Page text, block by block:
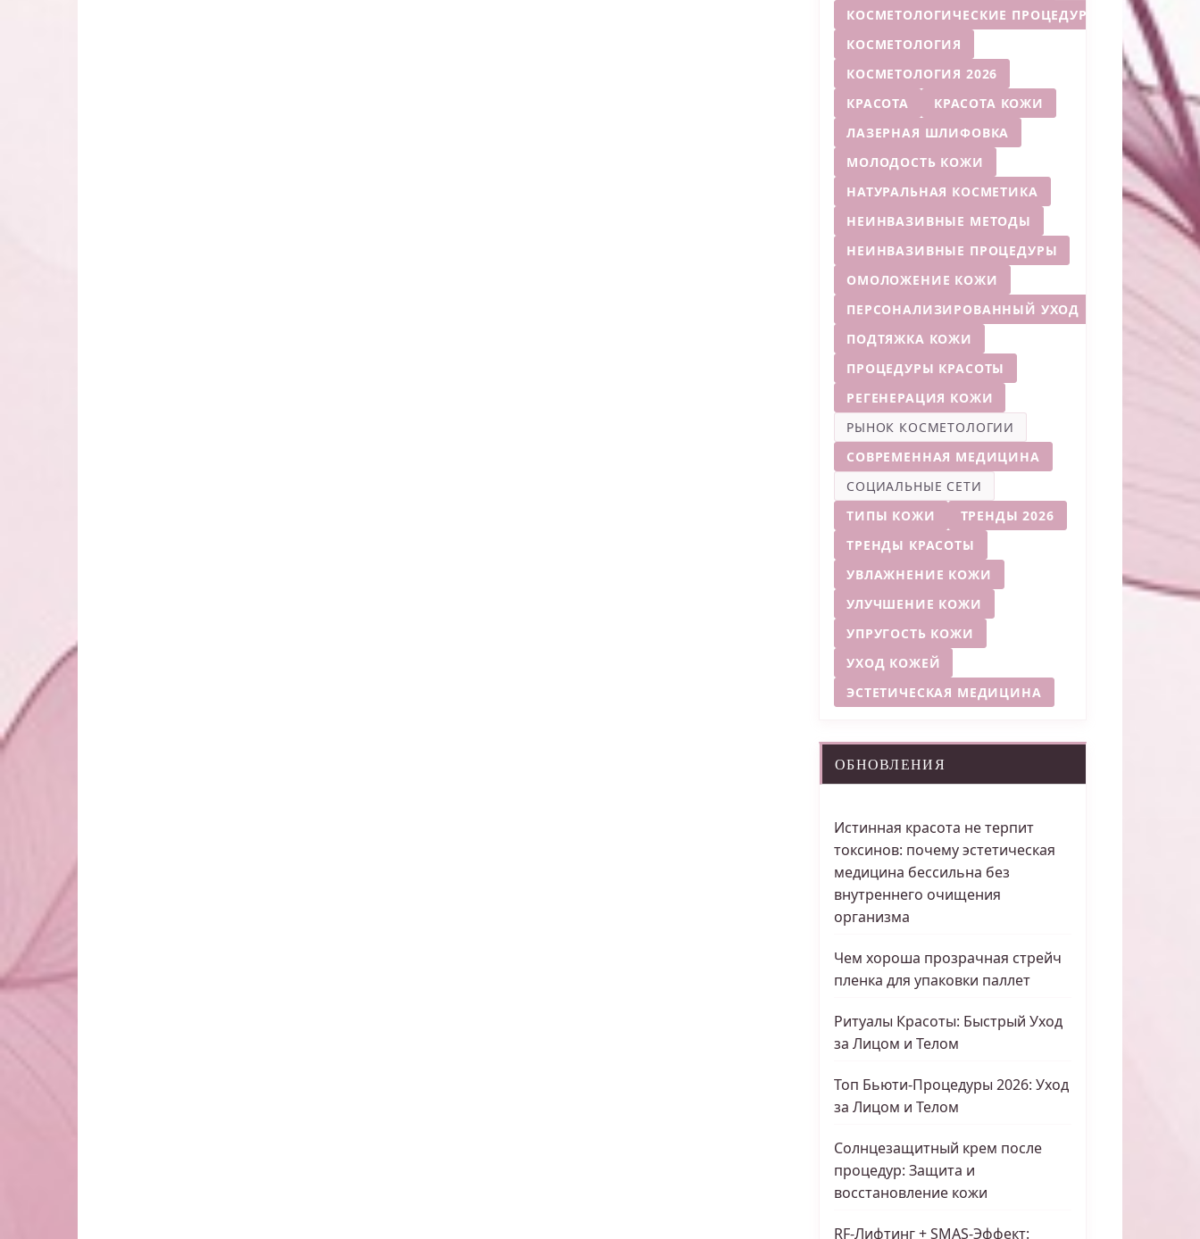
КОСМЕТОЛОГИЧЕСКИЕ ПРОЦЕДУРЫ
КОСМЕТОЛОГИЯ
КОСМЕТОЛОГИЯ 2026
КРАСОТА
КРАСОТА КОЖИ
ЛАЗЕРНАЯ ШЛИФОВКА
МОЛОДОСТЬ КОЖИ
НАТУРАЛЬНАЯ КОСМЕТИКА
НЕИНВАЗИВНЫЕ МЕТОДЫ
НЕИНВАЗИВНЫЕ ПРОЦЕДУРЫ
ОМОЛОЖЕНИЕ КОЖИ
ПЕРСОНАЛИЗИРОВАННЫЙ УХОД
ПОДТЯЖКА КОЖИ
ПРОЦЕДУРЫ КРАСОТЫ
РЕГЕНЕРАЦИЯ КОЖИ
РЫНОК КОСМЕТОЛОГИИ
СОВРЕМЕННАЯ МЕДИЦИНА
СОЦИАЛЬНЫЕ СЕТИ
ТИПЫ КОЖИ
ТРЕНДЫ 2026
ТРЕНДЫ КРАСОТЫ
УВЛАЖНЕНИЕ КОЖИ
УЛУЧШЕНИЕ КОЖИ
УПРУГОСТЬ КОЖИ
УХОД КОЖЕЙ
ЭСТЕТИЧЕСКАЯ МЕДИЦИНА
ОБНОВЛЕНИЯ
Истинная красота не терпит
токсинов: почему эстетическая
медицина бессильна без
внутреннего очищения
организма
Чем хороша прозрачная стрейч
пленка для упаковки паллет
Ритуалы Красоты: Быстрый Уход
за Лицом и Телом
Топ Бьюти-Процедуры 2026: Уход
за Лицом и Телом
Солнцезащитный крем после
процедур: Защита и
восстановление кожи
RF-Лифтинг + SMAS-Эффект: